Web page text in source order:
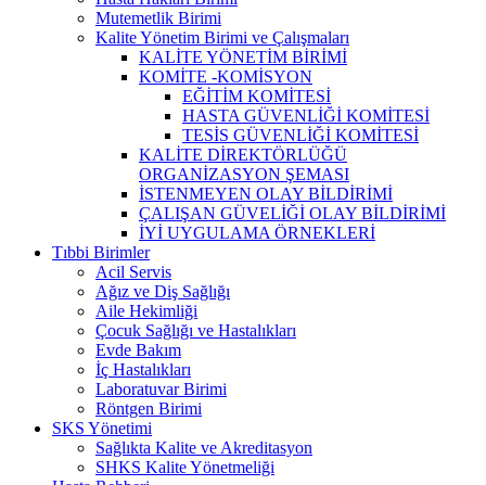
Mutemetlik Birimi
Kalite Yönetim Birimi ve Çalışmaları
KALİTE YÖNETİM BİRİMİ
KOMİTE -KOMİSYON
EĞİTİM KOMİTESİ
HASTA GÜVENLİĞİ KOMİTESİ
TESİS GÜVENLİĞİ KOMİTESİ
KALİTE DİREKTÖRLÜĞÜ
ORGANİZASYON ŞEMASI
İSTENMEYEN OLAY BİLDİRİMİ
ÇALIŞAN GÜVELİĞİ OLAY BİLDİRİMİ
İYİ UYGULAMA ÖRNEKLERİ
Tıbbi Birimler
Acil Servis
Ağız ve Diş Sağlığı
Aile Hekimliği
Çocuk Sağlığı ve Hastalıkları
Evde Bakım
İç Hastalıkları
Laboratuvar Birimi
Röntgen Birimi
SKS Yönetimi
Sağlıkta Kalite ve Akreditasyon
SHKS Kalite Yönetmeliği